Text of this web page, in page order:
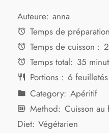
Auteure: anna
Temps de
Temps de cuisson :
Temps total: 35
Portions : 6 feuilletés
Category: Apéritif
Method: Cuisson au
Diet: Végétarien